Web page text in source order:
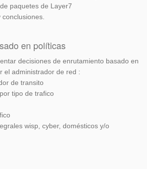
paquetes de Layer7
en políticas
decisiones de enrutamiento basado en
el administrador de red :
de transito
tipo de trafico
wisp, cyber, domésticos y/o